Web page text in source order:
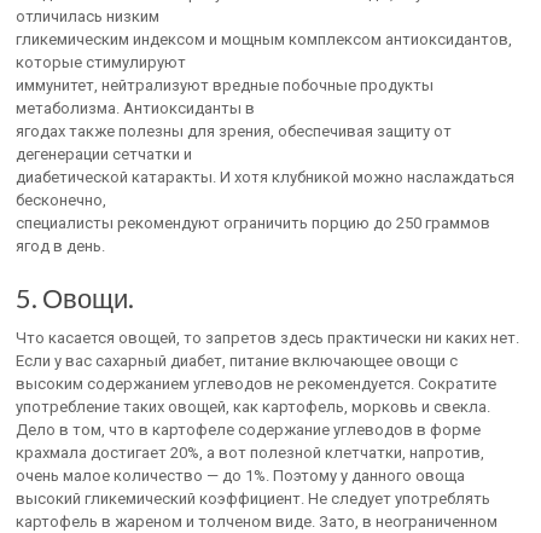
отличилась низким
гликемическим индексом и мощным комплексом антиоксидантов,
которые стимулируют
иммунитет, нейтрализуют вредные побочные продукты
метаболизма. Антиоксиданты в
ягодах также полезны для зрения, обеспечивая защиту от
дегенерации сетчатки и
диабетической катаракты. И хотя клубникой можно наслаждаться
бесконечно,
специалисты рекомендуют ограничить порцию до 250 граммов
ягод в день.
5. Овощи.
Что касается овощей, то запретов здесь практически ни каких нет.
Если у вас сахарный диабет, питание включающее овощи с
высоким содержанием углеводов не рекомендуется. Сократите
употребление таких овощей, как картофель, морковь и свекла.
Дело в том, что в картофеле содержание углеводов в форме
крахмала достигает 20%, а вот полезной клетчатки, напротив,
очень малое количество — до 1%. Поэтому у данного овоща
высокий гликемический коэффициент. Не следует употреблять
картофель в жареном и толченом виде. Зато, в неограниченном